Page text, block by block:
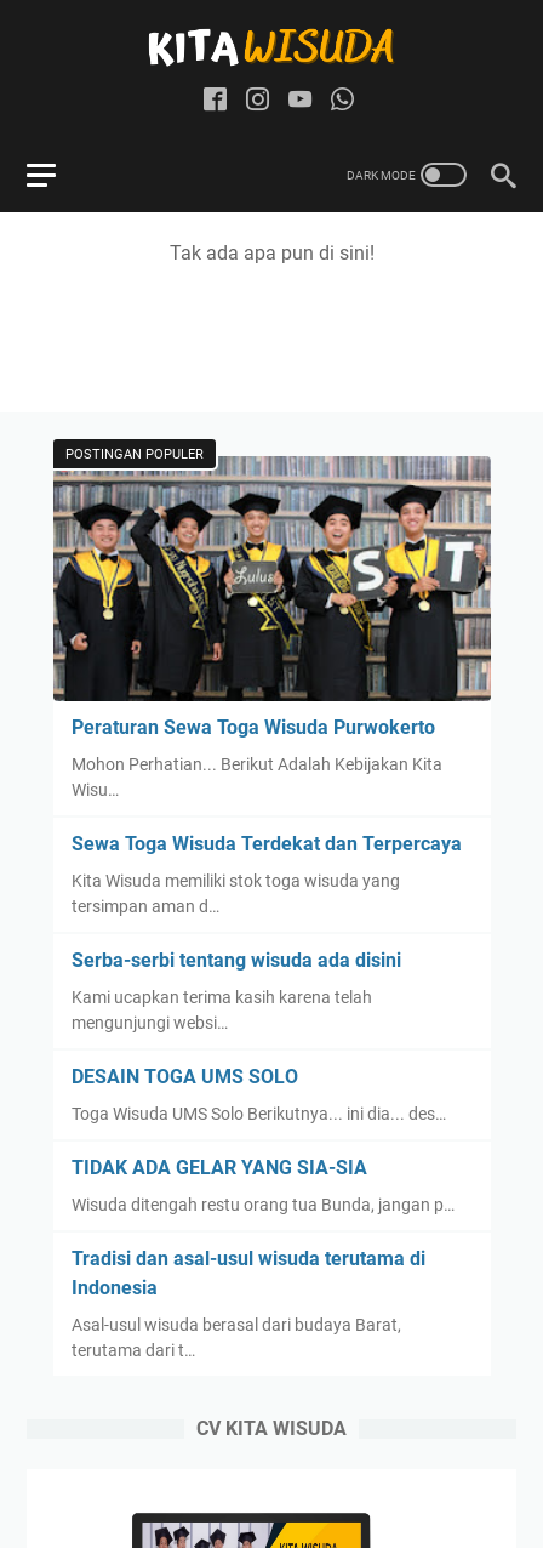
Tak ada apa pun di sini!
POSTINGAN POPULER
Peraturan Sewa Toga Wisuda Purwokerto
Mohon Perhatian... Berikut Adalah Kebijakan Kita
Wisu…
Sewa Toga Wisuda Terdekat dan Terpercaya
Kita Wisuda memiliki stok toga wisuda yang
tersimpan aman d…
Serba-serbi tentang wisuda ada disini
Kami ucapkan terima kasih karena telah
mengunjungi websi…
DESAIN TOGA UMS SOLO
Toga Wisuda UMS Solo Berikutnya... ini dia... des…
TIDAK ADA GELAR YANG SIA-SIA
Wisuda ditengah restu orang tua Bunda, jangan p…
Tradisi dan asal-usul wisuda terutama di
Indonesia
Asal-usul wisuda berasal dari budaya Barat,
terutama dari t…
CV KITA WISUDA